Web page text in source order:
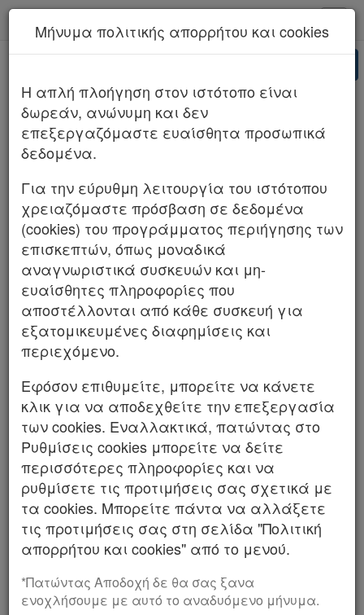
Χρήσιμα
Assistant
Νομολογία
Kodiko
Forum
Αναζήτηση
Νέα υπηρεσία Kodiko Assistant.Περισσότερα
ΣΤΕ 36/2026 (ΤΜΗΜΑ Β)
Λ.Κ. (m)
Αριθμός 36/2026
ΤΟ ΣΥΜΒΟΥΛΙΟ ΤΗΣ ΕΠΙΚΡΑΤΕΙΑΣ
ΤΜΗΜΑ Β΄
Συνεδρίασε δημόσια στο ακροατήριό του στις
16 Νοεμβρίου 2022, με την εξής σύνθεση:
Μιχαήλ Πικραμένος, Αντιπρόεδρος, Πρόεδρος
του Β΄ Τμήματος, Ευσταθία Σκούρα, Μαρία
Σταματοπούλου, Σύμβουλοι, Γεωργία
Φλίγγου, Δημήτριος Ζιαμπάρας, Πάρεδροι.
Μήνυμα πολιτικής απορρήτου και cookies
H απλή πλοήγηση στον ιστότοπο είναι
δωρεάν, ανώνυμη και δεν
επεξεργαζόμαστε ευαίσθητα προσωπικά
δεδομένα.
Για την εύρυθμη λειτουργία του ιστότοπου
χρειαζόμαστε πρόσβαση σε δεδομένα
(cookies) του προγράμματος περιήγησης των
επισκεπτών, όπως μοναδικά
αναγνωριστικά συσκευών και μη-
ευαίσθητες πληροφορίες που
αποστέλλονται από κάθε συσκευή για
εξατομικευμένες διαφημίσεις και
περιεχόμενο.
Εφόσον επιθυμείτε, μπορείτε να κάνετε
κλικ για να αποδεχθείτε την επεξεργασία
των cookies. Εναλλακτικά, πατώντας στο
Ρυθμίσεις cookies μπορείτε να δείτε
περισσότερες πληροφορίες και να
ρυθμίσετε τις προτιμήσεις σας σχετικά με
τα cookies. Μπορείτε πάντα να αλλάξετε
τις προτιμήσεις σας στη σελίδα "Πολιτική
απορρήτου και cookies" από το μενού.
*Πατώντας Αποδοχή δε θα σας ξανα
ενοχλήσουμε με αυτό το αναδυόμενο μήνυμα.